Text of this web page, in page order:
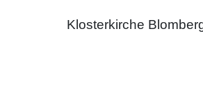
Klosterkirche